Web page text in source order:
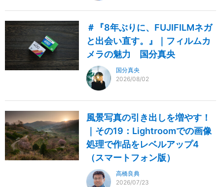
＃『8年ぶりに、FUJIFILMネガ
と出会い直す。』｜フィルムカ
メラの魅力 国分真央
国分真央
2026/08/02
風景写真の引き出しを増やす！
｜その19：Lightroomでの画像
処理で作品をレベルアップ4
（スマートフォン版）
高橋良典
2026/07/23